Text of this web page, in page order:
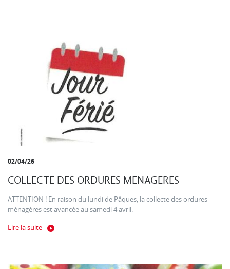
02/04/26
COLLECTE DES ORDURES MENAGERES
ATTENTION ! En raison du lundi de Pâques, la collecte des ordures
ménagères est avancée au samedi 4 avril.
Lire la suite